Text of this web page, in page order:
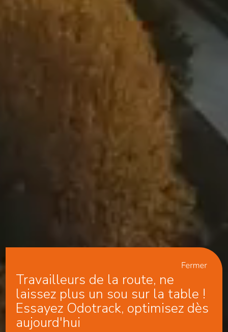
Travailleurs de la route, ne
laissez plus un sou sur la table !
Essayez Odotrack, optimisez dès
aujourd'hui